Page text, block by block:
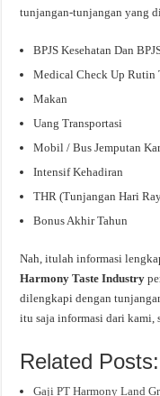
tunjangan-tunjangan yang
BPJS Kesehatan Dan
Medical Check Up Rutin
Makan
Uang Transportasi
Mobil / Bus Jemputan
Intensif Kehadiran
THR (Tunjangan Hari
Bonus Akhir Tahun
Nah, itulah informasi
Harmony Taste Industry
dilengkapi dengan
itu saja informasi dari kami,
Related Posts:
Gaji PT Harmony Land